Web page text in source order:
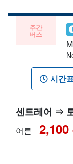
주간
버스
시간
센트레어 ⇒
어른 2,100